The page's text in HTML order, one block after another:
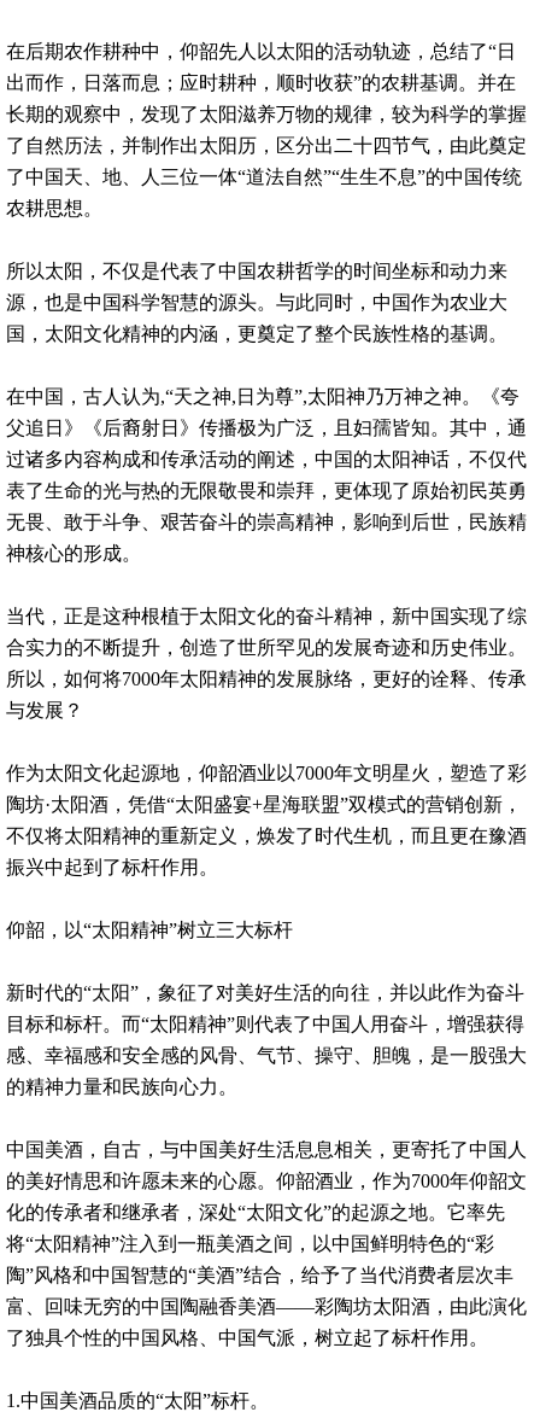
在后期农作耕种中，仰韶先人以太阳的活动轨迹，总结了“日
出而作，日落而息；应时耕种，顺时收获”的农耕基调。并在
长期的观察中，发现了太阳滋养万物的规律，较为科学的掌握
了自然历法，并制作出太阳历，区分出二十四节气，由此奠定
了中国天、地、人三位一体“道法自然”“生生不息”的中国传统
农耕思想。
所以太阳，不仅是代表了中国农耕哲学的时间坐标和动力来
源，也是中国科学智慧的源头。与此同时，中国作为农业大
国，太阳文化精神的内涵，更奠定了整个民族性格的基调。
在中国，古人认为,“天之神,日为尊”,太阳神乃万神之神。《夸
父追日》《后裔射日》传播极为广泛，且妇孺皆知。其中，通
过诸多内容构成和传承活动的阐述，中国的太阳神话，不仅代
表了生命的光与热的无限敬畏和崇拜，更体现了原始初民英勇
无畏、敢于斗争、艰苦奋斗的崇高精神，影响到后世，民族精
神核心的形成。
当代，正是这种根植于太阳文化的奋斗精神，新中国实现了综
合实力的不断提升，创造了世所罕见的发展奇迹和历史伟业。
所以，如何将7000年太阳精神的发展脉络，更好的诠释、传承
与发展？
作为太阳文化起源地，仰韶酒业以7000年文明星火，塑造了彩
陶坊·太阳酒，凭借“太阳盛宴+星海联盟”双模式的营销创新，
不仅将太阳精神的重新定义，焕发了时代生机，而且更在豫酒
振兴中起到了标杆作用。
仰韶，以“太阳精神”树立三大标杆
新时代的“太阳”，象征了对美好生活的向往，并以此作为奋斗
目标和标杆。而“太阳精神”则代表了中国人用奋斗，增强获得
感、幸福感和安全感的风骨、气节、操守、胆魄，是一股强大
的精神力量和民族向心力。
中国美酒，自古，与中国美好生活息息相关，更寄托了中国人
的美好情思和许愿未来的心愿。仰韶酒业，作为7000年仰韶文
化的传承者和继承者，深处“太阳文化”的起源之地。它率先
将“太阳精神”注入到一瓶美酒之间，以中国鲜明特色的“彩
陶”风格和中国智慧的“美酒”结合，给予了当代消费者层次丰
富、回味无穷的中国陶融香美酒——彩陶坊太阳酒，由此演化
了独具个性的中国风格、中国气派，树立起了标杆作用。
1.中国美酒品质的“太阳”标杆。